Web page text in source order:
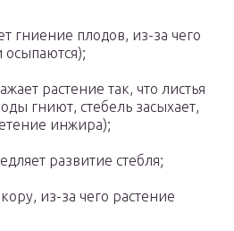
гниение плодов, из-за чего
осыпаются);
растение так, что листья
гниют, стебель засыхает,
инжира);
развитие стебля;
из-за чего растение